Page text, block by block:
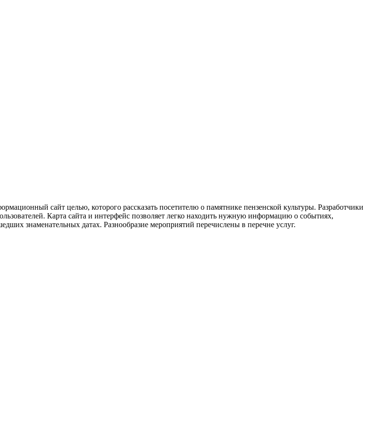
сайт целью, которого рассказать посетителю о памятнике пензенской культуры. Разработчики
Карта сайта и интерфейс позволяет легко находить нужную информацию о событиях,
знаменательных датах. Разнообразие мероприятий перечислены в перечне услуг.